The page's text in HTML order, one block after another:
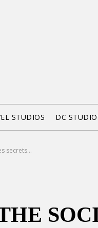
STUDIOS DC
secrets...